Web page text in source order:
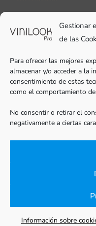
Gestionar
de las
Para ofrecer las mejores
almacenar y/o acceder a la
consentimiento de estas
como el comportamiento
No consentir o retirar el
negativamente a ciertas
Información sobre
pro@vinilook.es
Vinilos
Vinilos para